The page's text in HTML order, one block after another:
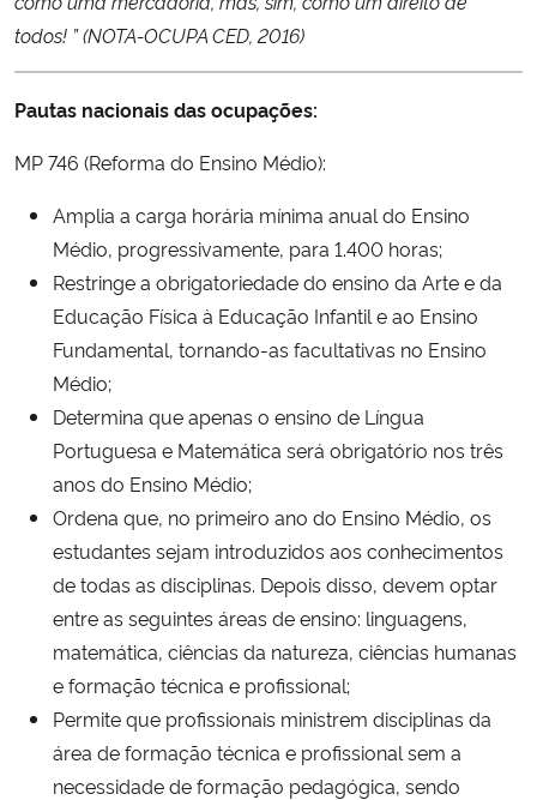
todos! ” (NOTA-OCUPA CED, 2016)
Pautas nacionais das ocupações:
MP 746 (Reforma do Ensino Médio):
Amplia a carga horária mínima anual do Ensino
Médio, progressivamente, para 1.400 horas;
Restringe a obrigatoriedade do ensino da Arte e da
Educação Física à Educação Infantil e ao Ensino
Fundamental, tornando-as facultativas no Ensino
Médio;
Determina que apenas o ensino de Língua
Portuguesa e Matemática será obrigatório nos três
anos do Ensino Médio;
Ordena que, no primeiro ano do Ensino Médio, os
estudantes sejam introduzidos aos conhecimentos
de todas as disciplinas. Depois disso, devem optar
entre as seguintes áreas de ensino: linguagens,
matemática, ciências da natureza, ciências humanas
e formação técnica e profissional;
Permite que profissionais ministrem disciplinas da
área de formação técnica e profissional sem a
necessidade de formação pedagógica, sendo